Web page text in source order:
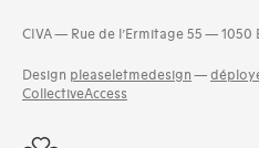
CIVA — Rue de l’Ermitage 55 — 1050
Design pleaseletmedesign —
CollectiveAccess